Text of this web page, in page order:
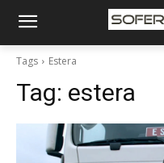
Tags Estera
Tag: estera